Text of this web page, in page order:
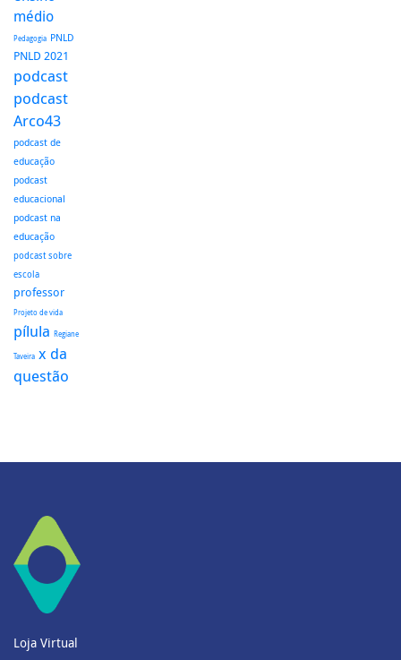
médio
Pedagogia PNLD
PNLD 2021
podcast
podcast
Arco43
podcast de
educação
podcast
educacional
podcast na
educação
podcast sobre
escola
professor
Projeto de vida
pílula Regiane
Taveira x da
questão
Loja Virtual